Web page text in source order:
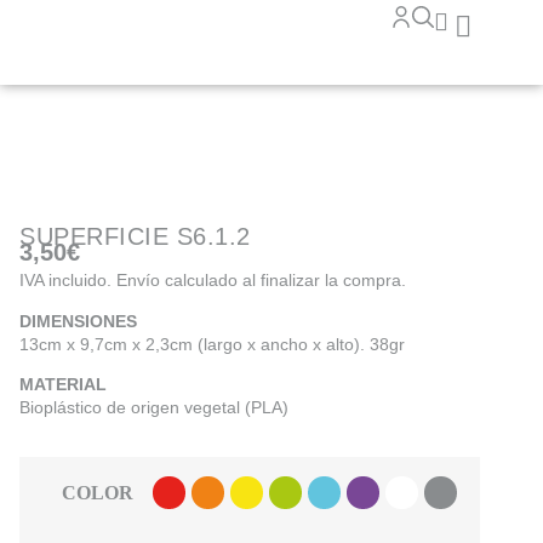
SUPERFICIE S6.1.2
3,50€
IVA incluido. Envío calculado al finalizar la compra.
DIMENSIONES
13cm x 9,7cm x 2,3cm (largo x ancho x alto). 38gr
MATERIAL
Bioplástico de origen vegetal (PLA)
COLOR